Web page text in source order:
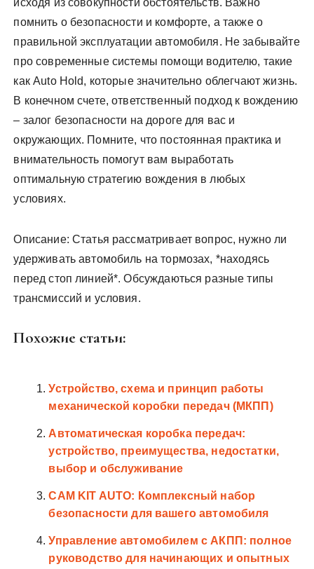
исходя из совокупности обстоятельств. Важно
помнить о безопасности и комфорте, а также о
правильной эксплуатации автомобиля. Не забывайте
про современные системы помощи водителю, такие
как Auto Hold, которые значительно облегчают жизнь.
В конечном счете, ответственный подход к вождению
– залог безопасности на дороге для вас и
окружающих. Помните, что постоянная практика и
внимательность помогут вам выработать
оптимальную стратегию вождения в любых
условиях.
Описание: Статья рассматривает вопрос, нужно ли
удерживать автомобиль на тормозах, *находясь
перед стоп линией*. Обсуждаються разные типы
трансмиссий и условия.
Похожие статьи:
Устройство, схема и принцип работы
механической коробки передач (МКПП)
Автоматическая коробка передач:
устройство, преимущества, недостатки,
выбор и обслуживание
CAM KIT AUTO: Комплексный набор
безопасности для вашего автомобиля
Управление автомобилем с АКПП: полное
руководство для начинающих и опытных